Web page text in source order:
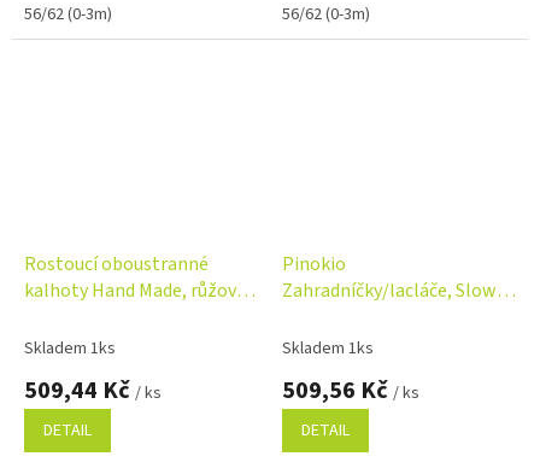
56/62 (0-3m)
56/62 (0-3m)
Rostoucí oboustranné
kalhoty Hand Made, růžová-
Skladem 1ks
509,44 Kč / ks
DETAIL
Pinokio
Zahradníčky/lacláče, Slow
Skladem 1ks
509,56 Kč / ks
DETAIL